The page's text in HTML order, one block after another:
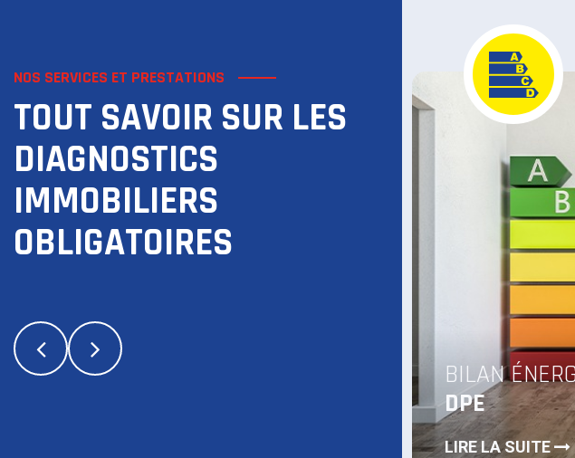
NOS SERVICES ET PRESTATIONS
TOUT SAVOIR SUR LES
DIAGNOSTICS
IMMOBILIERS
OBLIGATOIRES
BILAN ÉNERGÉTIQUE
DIAGNOSTIC
ÉLECTRICITÉ
LIRE LA SUITE